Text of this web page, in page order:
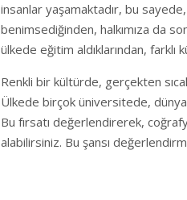
insanlar yaşamaktadır, bu
benimsediğinden, halkımıza da
ülkede eğitim aldıklarından,
Renkli bir kültürde, gerçekten
Ülkede birçok üniversitede,
Bu fırsatı değerlendirerek,
alabilirsiniz. Bu şansı